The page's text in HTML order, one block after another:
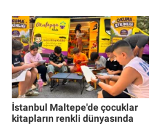
İstanbul Maltepe'de çocuklar
kitapların renkli dünyasında